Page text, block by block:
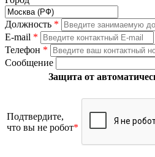
Должность *
E-mail *
Телефон *
Сообщение
Защита от
Подтвердите,
что вы не робот*